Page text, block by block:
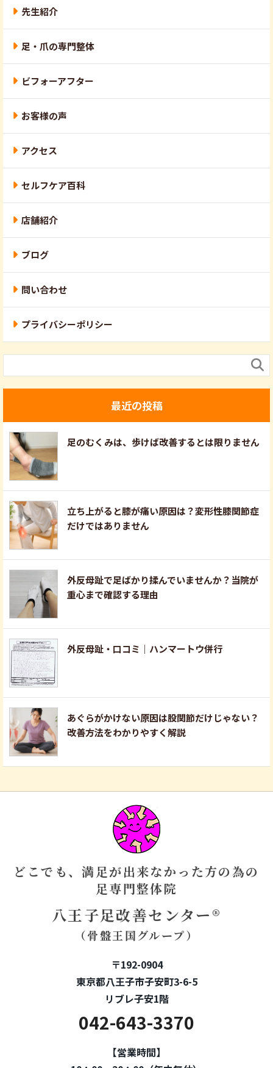
先生紹介
足・爪の専門整体
ビフォーアフター
お客様の声
アクセス
セルフケア百科
店舗紹介
ブログ
問い合わせ
プライバシーポリシー

最近の投稿
足のむくみは、歩けば改善するとは限りません
立ち上がると膝が痛い原因は？変形性膝関節症
だけではありません
外反母趾で足ばかり揉んでいませんか？当院が
重心まで確認する理由
外反母趾・口コミ｜ハンマートウ併行
あぐらがかけない原因は股関節だけじゃない？
改善方法をわかりやすく解説
どこでも、満足が出来なかった方の為の
足専門整体院
八王子足改善センター®
（骨盤王国グループ）
〒192-0904
東京都八王子市子安町3-6-5
リブレ子安1階
042-643-3370
【営業時間】